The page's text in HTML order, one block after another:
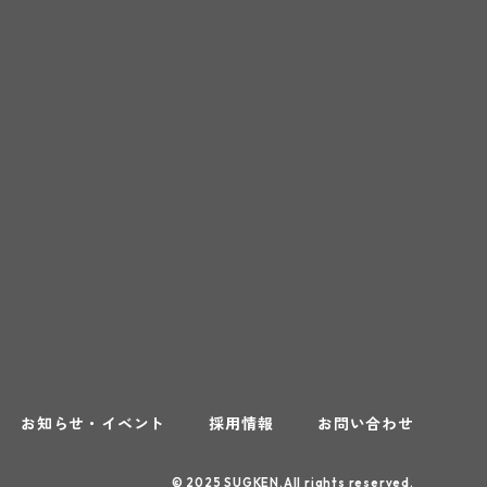
お知らせ・イベント 採用情報 お問い合わせ
© 2025 SUGKEN.All rights reserved.